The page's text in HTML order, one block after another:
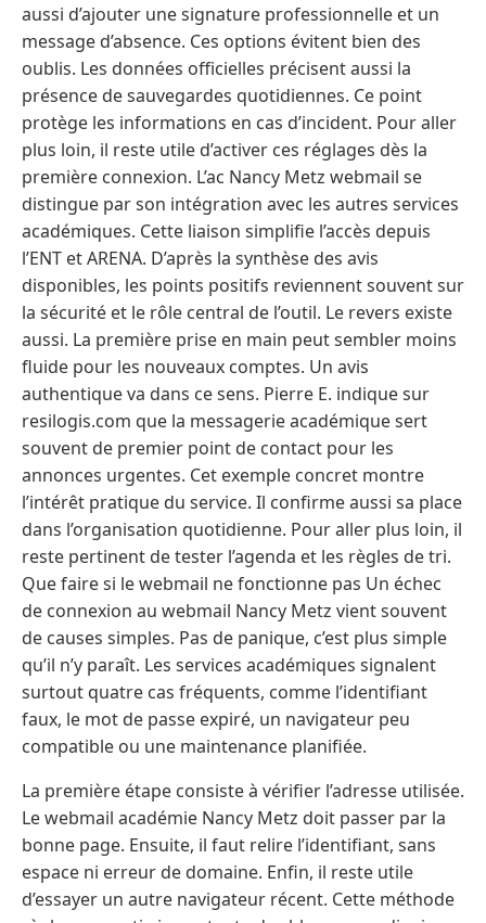
aussi d’ajouter une signature professionnelle et un
message d’absence. Ces options évitent bien des
oublis. Les données officielles précisent aussi la
présence de sauvegardes quotidiennes. Ce point
protège les informations en cas d’incident. Pour aller
plus loin, il reste utile d’activer ces réglages dès la
première connexion. L’ac Nancy Metz webmail se
distingue par son intégration avec les autres services
académiques. Cette liaison simplifie l’accès depuis
l’ENT et ARENA. D’après la synthèse des avis
disponibles, les points positifs reviennent souvent sur
la sécurité et le rôle central de l’outil. Le revers existe
aussi. La première prise en main peut sembler moins
fluide pour les nouveaux comptes. Un avis
authentique va dans ce sens. Pierre E. indique sur
resilogis.com que la messagerie académique sert
souvent de premier point de contact pour les
annonces urgentes. Cet exemple concret montre
l’intérêt pratique du service. Il confirme aussi sa place
dans l’organisation quotidienne. Pour aller plus loin, il
reste pertinent de tester l’agenda et les règles de tri.
Que faire si le webmail ne fonctionne pas Un échec
de connexion au webmail Nancy Metz vient souvent
de causes simples. Pas de panique, c’est plus simple
qu’il n’y paraît. Les services académiques signalent
surtout quatre cas fréquents, comme l’identifiant
faux, le mot de passe expiré, un navigateur peu
compatible ou une maintenance planifiée.
La première étape consiste à vérifier l’adresse utilisée.
Le webmail académie Nancy Metz doit passer par la
bonne page. Ensuite, il faut relire l’identifiant, sans
espace ni erreur de domaine. Enfin, il reste utile
d’essayer un autre navigateur récent. Cette méthode